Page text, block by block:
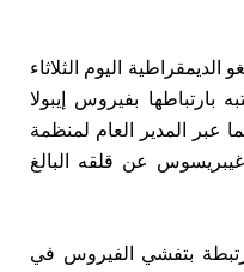
​اليوم الثلاثاء
2026 إنها سجلت 26 يشتبه بارتباطها بفيروس إيبولا
عبر المدير ‌العام لمنظمة
غيبريسوس عن ‌قلقه البالغ
حالات الوفيات إلى 131 مرتبطة بتفشي الفيروس في